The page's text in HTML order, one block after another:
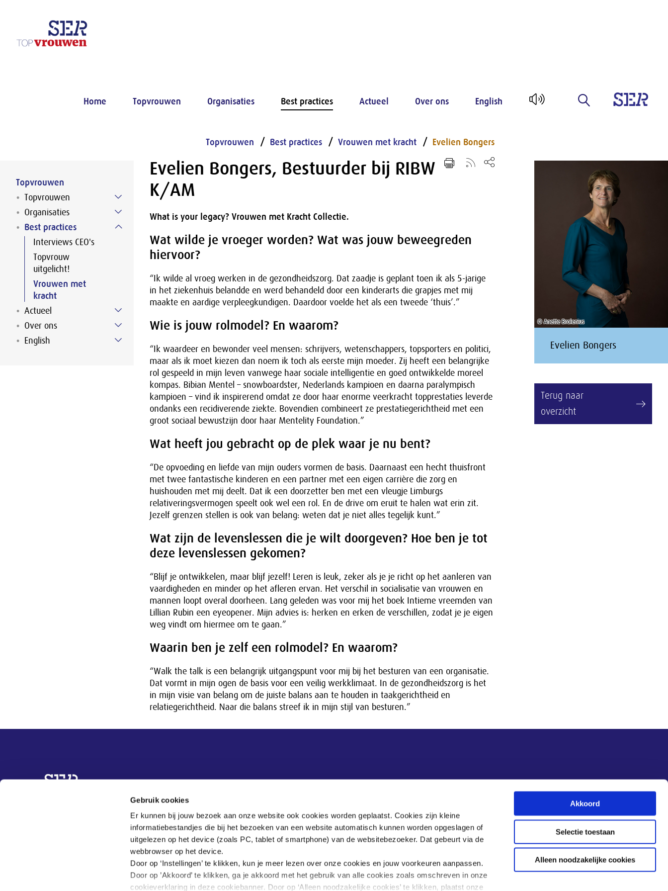
Gebruik cookies
Er kunnen bij jouw bezoek aan onze website ook cookies worden geplaatst. Cookies zijn kleine
informatiebestandjes die bij het bezoeken van een website automatisch kunnen worden opgeslagen of
uitgelezen op het device (zoals PC, tablet of smartphone) van de websitebezoeker. Dat gebeurt via de
webbrowser op het device.
Door op ‘Instellingen’ te klikken, kun je meer lezen over onze cookies en jouw voorkeuren aanpassen.
Door op ’Akkoord’ te klikken, ga je akkoord met het gebruik van alle cookies zoals omschreven in onze
cookieverklaring in deze cookiebanner. Door op ‘Alleen noodzakelijke cookies’ te klikken, plaatst onze
Akkoord
Selectie toestaan
Alleen noodzakelijke cookies
Home Topvrouwen Organisaties Best practices Actueel Over ons English
Topvrouwen
Topvrouwen
Organisaties
Best practices
Interviews CEO's
Topvrouw
uitgelicht!
Vrouwen met
kracht
Actueel
Over ons
English
Topvrouwen Best practices Vrouwen met kracht Evelien Bongers
Evelien Bongers, Bestuurder bij RIBW
K/AM
What is your legacy? Vrouwen met Kracht Collectie.
Wat wilde je vroeger worden? Wat was jouw beweegreden
hiervoor?
“Ik wilde al vroeg werken in de gezondheidszorg. Dat zaadje is geplant toen ik als 5-jarige
in het ziekenhuis belandde en werd behandeld door een kinderarts die grapjes met mij
maakte en aardige verpleegkundigen. Daardoor voelde het als een tweede ‘thuis’.”
Wie is jouw rolmodel? En waarom?
“Ik waardeer en bewonder veel mensen: schrijvers, wetenschappers, topsporters en politici,
maar als ik moet kiezen dan noem ik toch als eerste mijn moeder. Zij heeft een belangrijke
rol gespeeld in mijn leven vanwege haar sociale intelligentie en goed ontwikkelde moreel
kompas. Bibian Mentel – snowboardster, Nederlands kampioen en daarna paralympisch
kampioen – vind ik inspirerend omdat ze door haar enorme veerkracht topprestaties leverde
ondanks een recidiverende ziekte. Bovendien combineert ze prestatiegerichtheid met een
groot sociaal bewustzijn door haar Mentelity Foundation.”
Wat heeft jou gebracht op de plek waar je nu bent?
“De opvoeding en liefde van mijn ouders vormen de basis. Daarnaast een hecht thuisfront
met twee fantastische kinderen en een partner met een eigen carrière die zorg en
huishouden met mij deelt. Dat ik een doorzetter ben met een vleugje Limburgs
relativeringsvermogen speelt ook wel een rol. En de drive om eruit te halen wat erin zit.
Jezelf grenzen stellen is ook van belang: weten dat je niet alles tegelijk kunt.”
Wat zijn de levenslessen die je wilt doorgeven? Hoe ben je tot
deze levenslessen gekomen?
“Blijf je ontwikkelen, maar blijf jezelf! Leren is leuk, zeker als je je richt op het aanleren van
vaardigheden en minder op het afleren ervan. Het verschil in socialisatie van vrouwen en
mannen loopt overal doorheen. Lang geleden was voor mij het boek Intieme vreemden van
Lillian Rubin een eyeopener. Mijn advies is: herken en erken de verschillen, zodat je je eigen
weg vindt om hiermee om te gaan.”
Waarin ben je zelf een rolmodel? En waarom?
“Walk the talk is een belangrijk uitgangspunt voor mij bij het besturen van een organisatie.
Dat vormt in mijn ogen de basis voor een veilig werkklimaat. In de gezondheidszorg is het
in mijn visie van belang om de juiste balans aan te houden in taakgerichtheid en
relatiegerichtheid. Naar die balans streef ik in mijn stijl van besturen.”
© Anette Brolenius
Evelien Bongers
Terug naar
overzicht
Overige informatie